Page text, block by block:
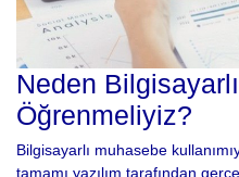
Neden
Öğrenmeliyiz?
Bilgisayarlı muhasebe
tamamı yazılım tarafından